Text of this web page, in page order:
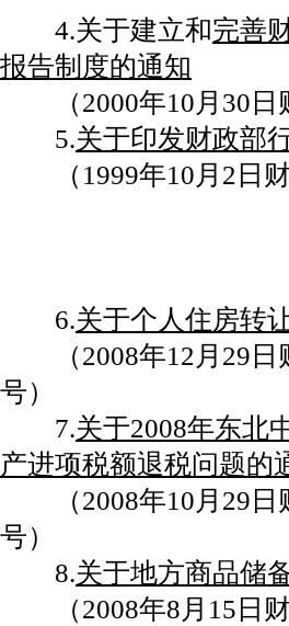
4.关于建立和完善
报告制度的通知
（2000年10月30日
5.关于印发财政部
（1999年10月2日财
6.关于个人住房转
（2008年12月29日
号）
7.关于2008年东北
产进项税额退税问题的
（2008年10月29日
号）
8.关于地方商品储
（2008年8月15日财